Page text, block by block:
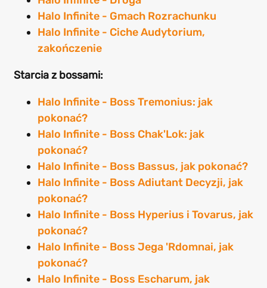
Halo Infinite - Gmach Rozrachunku
Halo Infinite - Ciche Audytorium,
zakończenie
Starcia z bossami:
Halo Infinite - Boss Tremonius: jak
pokonać?
Halo Infinite - Boss Chak'Lok: jak
pokonać?
Halo Infinite - Boss Bassus, jak pokonać?
Halo Infinite - Boss Adiutant Decyzji, jak
pokonać?
Halo Infinite - Boss Hyperius i Tovarus, jak
pokonać?
Halo Infinite - Boss Jega 'Rdomnai, jak
pokonać?
Halo Infinite - Boss Escharum, jak